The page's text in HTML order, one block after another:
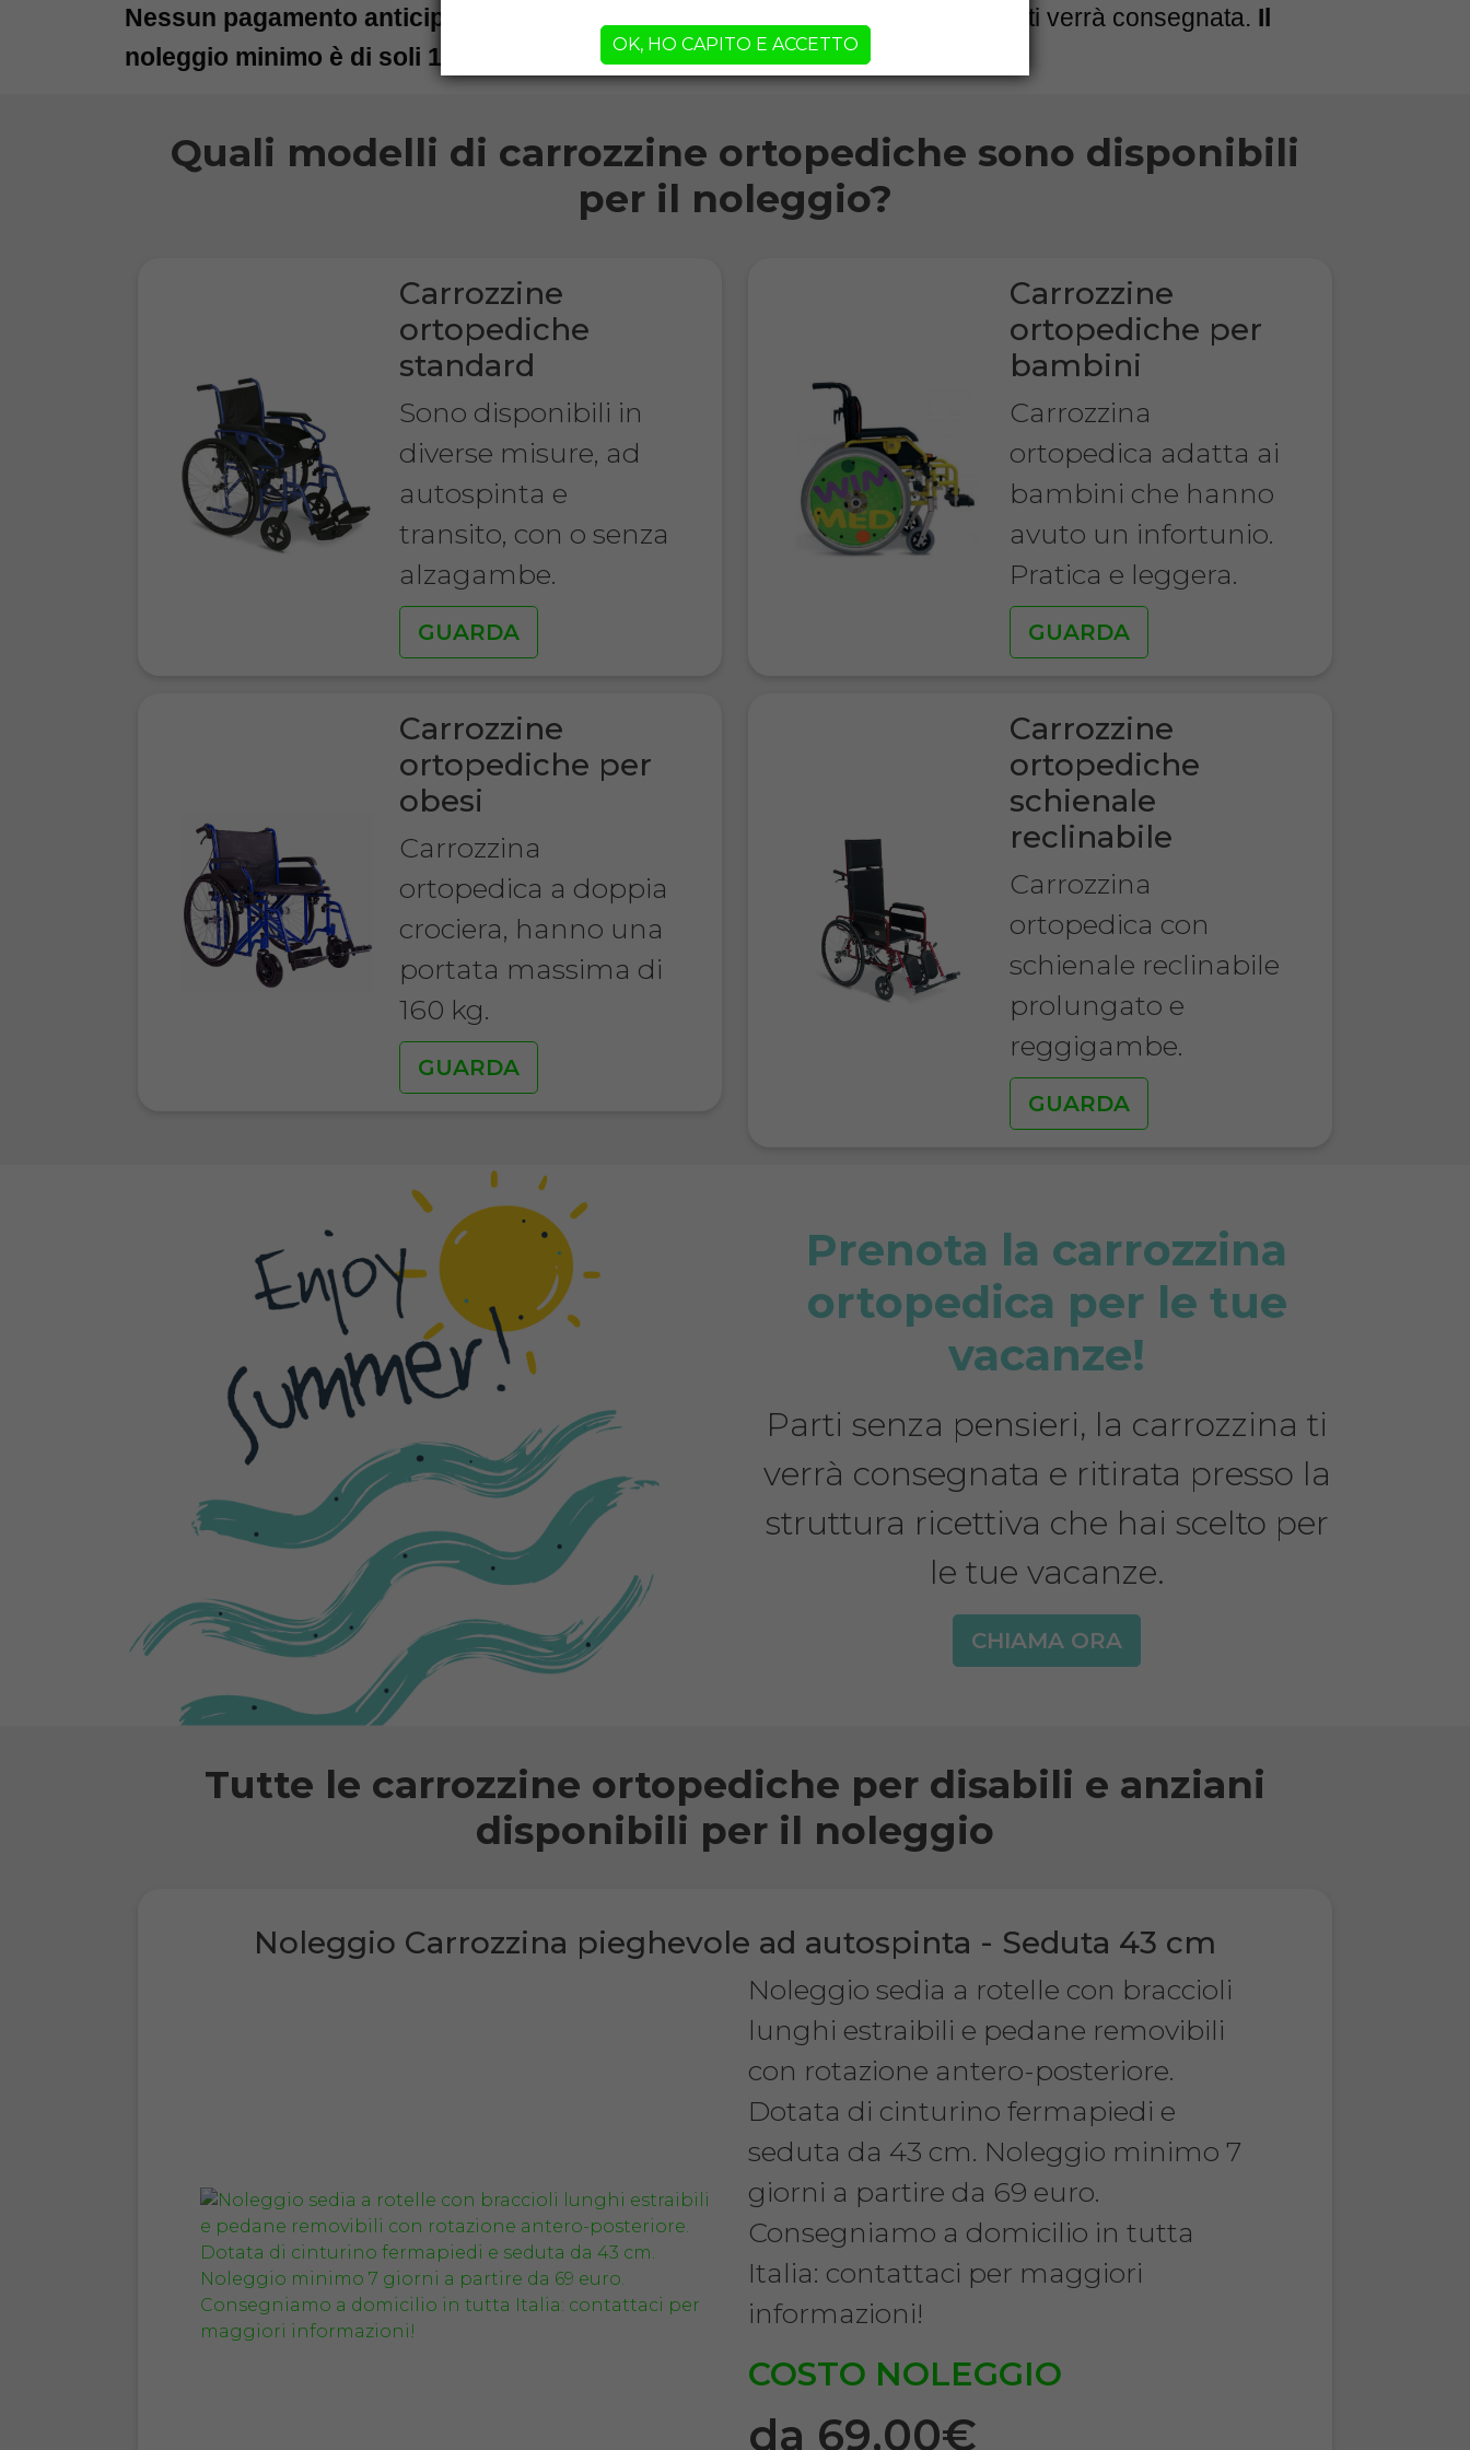
Nessun pagamento anticipato. Pagherai solo quando la carrozzina ortopedica ti verrà consegnata. Il
noleggio minimo è di soli 15 giorni!
Quali modelli di carrozzine ortopediche sono disponibili
per il noleggio?
Carrozzine
ortopediche
standard
Sono disponibili in
diverse misure, ad
autospinta e
transito, con o senza
alzagambe.
GUARDA
Carrozzine
ortopediche per
bambini
Carrozzina
ortopedica adatta ai
bambini che hanno
avuto un infortunio.
Pratica e leggera.
GUARDA
Carrozzine
ortopediche per
obesi
Carrozzina
ortopedica a doppia
crociera, hanno una
portata massima di
160 kg.
GUARDA
Carrozzine
ortopediche
schienale
reclinabile
Carrozzina
ortopedica con
schienale reclinabile
prolungato e
reggigambe.
GUARDA
Prenota la carrozzina
ortopedica per le tue
vacanze!
Parti senza pensieri, la carrozzina ti
verrà consegnata e ritirata presso la
struttura ricettiva che hai scelto per
le tue vacanze.
CHIAMA ORA
Tutte le carrozzine ortopediche per disabili e anziani
disponibili per il noleggio
Noleggio Carrozzina pieghevole ad autospinta - Seduta 43 cm
Noleggio sedia a rotelle con braccioli
lunghi estraibili e pedane removibili
con rotazione antero-posteriore.
Dotata di cinturino fermapiedi e
seduta da 43 cm. Noleggio minimo 7
giorni a partire da 69 euro.
Consegniamo a domicilio in tutta
Italia: contattaci per maggiori
informazioni!
COSTO NOLEGGIO
da 69,00€
OK, HO CAPITO E ACCETTO